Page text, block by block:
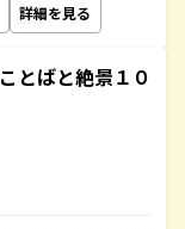
詳細を見る
とばと絶景１０